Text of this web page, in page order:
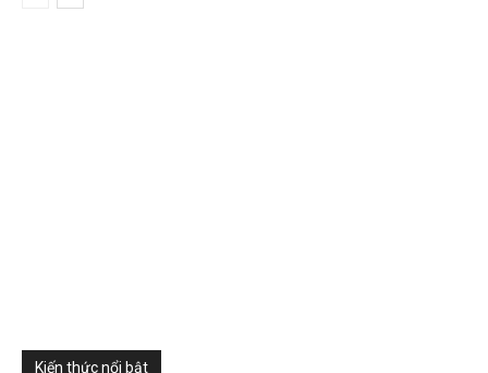
Kiến thức nổi bật